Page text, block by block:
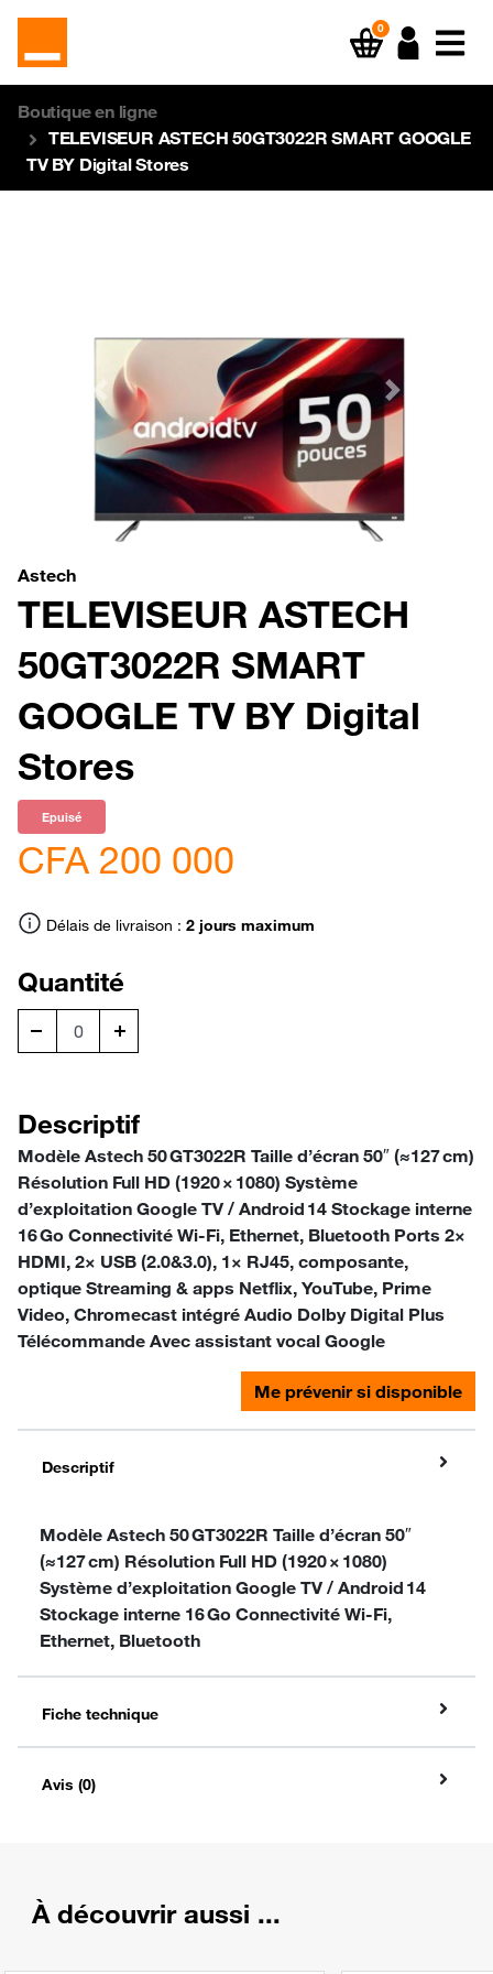
0
Boutique en ligne
TELEVISEUR ASTECH 50GT3022R SMART GOOGLE
TV BY Digital Stores
Previous Next
Astech
TELEVISEUR ASTECH
50GT3022R SMART
GOOGLE TV BY Digital
Stores
Epuisé
CFA 200 000
Délais de livraison : 2 jours maximum
Quantité
Descriptif
Modèle Astech 50 GT3022R Taille d’écran 50″ (≈127 cm)
Résolution Full HD (1920 × 1080) Système
d’exploitation Google TV / Android 14 Stockage interne
16 Go Connectivité Wi‑Fi, Ethernet, Bluetooth Ports 2×
HDMI, 2× USB (2.0&3.0), 1× RJ45, composante,
optique Streaming & apps Netflix, YouTube, Prime
Video, Chromecast intégré Audio Dolby Digital Plus
Télécommande Avec assistant vocal Google
Me prévenir si disponible
Descriptif
Modèle Astech 50 GT3022R Taille d’écran 50″
(≈127 cm) Résolution Full HD (1920 × 1080)
Système d’exploitation Google TV / Android 14
Stockage interne 16 Go Connectivité Wi‑Fi,
Ethernet, Bluetooth
Fiche technique
Avis (0)
À découvrir aussi ...